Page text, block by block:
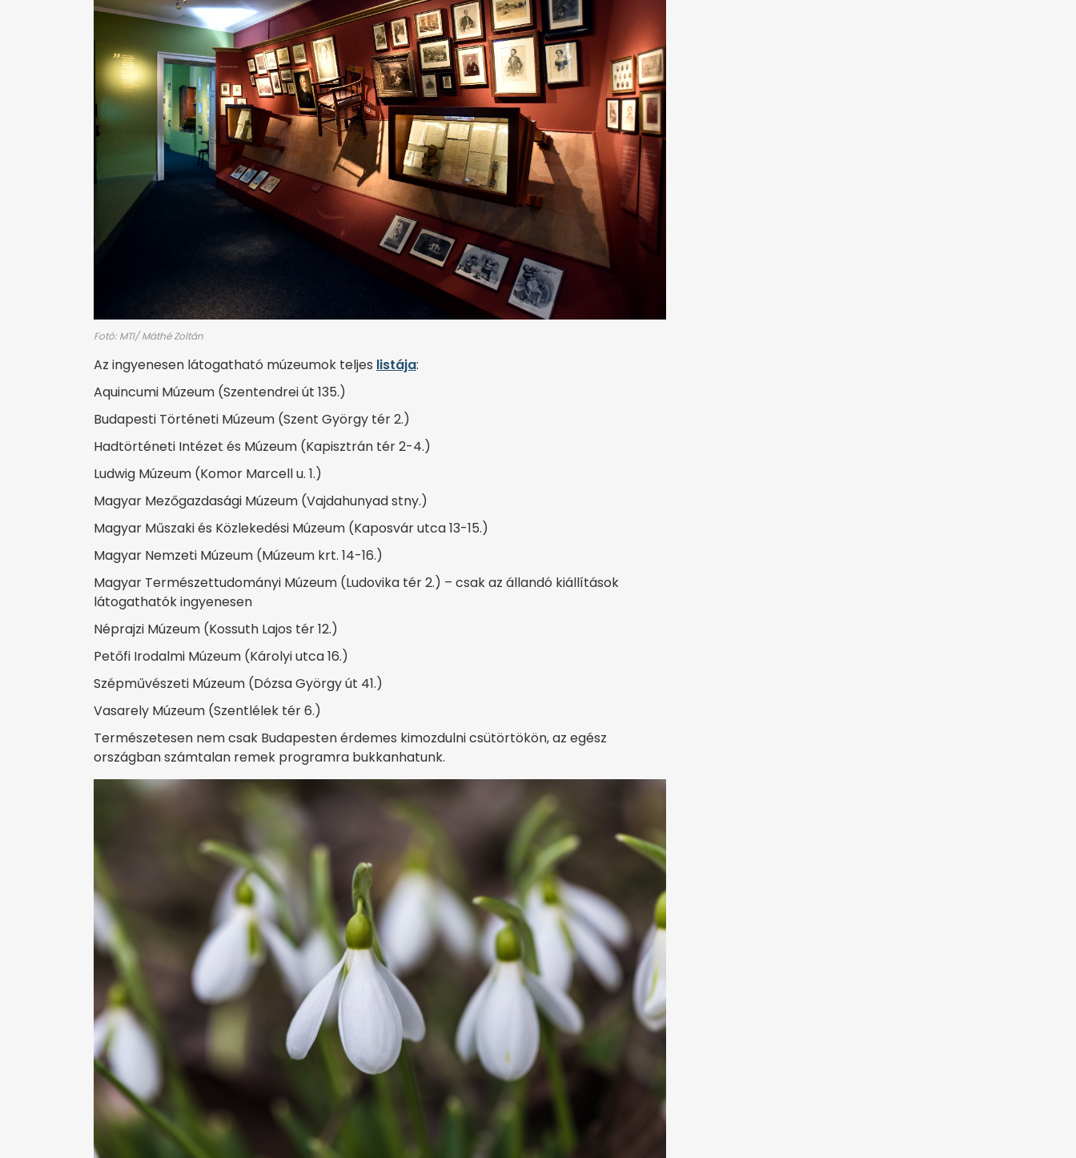
Fotó: MTI/ Máthé Zoltán
Az ingyenesen látogatható múzeumok teljes listája:
Aquincumi Múzeum (Szentendrei út 135.)
Budapesti Történeti Múzeum (Szent György tér 2.)
Hadtörténeti Intézet és Múzeum (Kapisztrán tér 2-4.)
Ludwig Múzeum (Komor Marcell u. 1.)
Magyar Mezőgazdasági Múzeum (Vajdahunyad stny.)
Magyar Műszaki és Közlekedési Múzeum (Kaposvár utca 13-15.)
Magyar Nemzeti Múzeum (Múzeum krt. 14-16.)
Magyar Természettudományi Múzeum (Ludovika tér 2.) – csak az állandó kiállítások
látogathatók ingyenesen
Néprajzi Múzeum (Kossuth Lajos tér 12.)
Petőfi Irodalmi Múzeum (Károlyi utca 16.)
Szépművészeti Múzeum (Dózsa György út 41.)
Vasarely Múzeum (Szentlélek tér 6.)
Természetesen nem csak Budapesten érdemes kimozdulni csütörtökön, az egész
országban számtalan remek programra bukkanhatunk.